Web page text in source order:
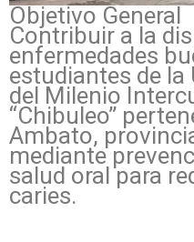
Objetivo General
Contribuir a la
enfermedades
estudiantes de la
del Milenio
“Chibuleo”
Ambato,
mediante
salud oral para
caries.